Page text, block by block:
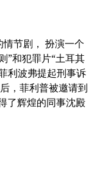
情节剧， 扮演一个
”和犯罪片“土耳其
利波弗提起刑事诉
，菲利普被邀请到
了辉煌的同事沈殿